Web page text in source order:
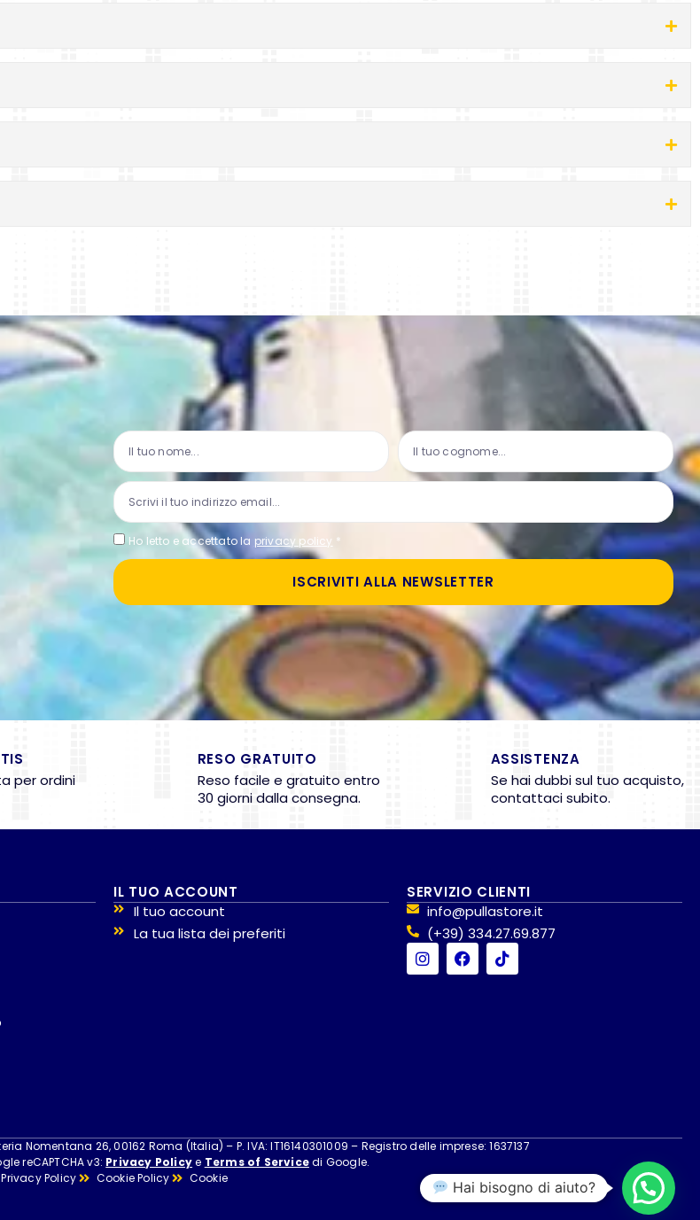
Ho letto e accettato la privacy policy *
ISCRIVITI ALLA NEWSLETTER
per ordini
RESO GRATUITO
Reso facile e gratuito entro
30 giorni dalla consegna.
ASSISTENZA
Se hai dubbi sul tuo acquisto,
contattaci subito.
IL TUO ACCOUNT
Il tuo account
La tua lista dei preferiti
SERVIZIO CLIENTI
info@pullastore.it
(+39) 334.27.69.877
Nomentana 26, 00162 Roma (Italia) – P. IVA: IT16140301009 – Registro delle imprese: 1637137
reCAPTCHA v3: Privacy Policye Terms of Servicedi Google.
Privacy Policy
Cookie Policy Cookie
Hai bisogno di aiuto?